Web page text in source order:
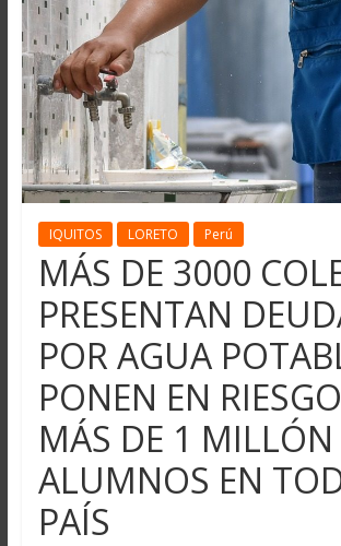
IQUITOS LORETO Perú
MÁS DE 3000
PRESENTAN
POR AGUA
PONEN EN
MÁS DE 1 MILLÓN
ALUMNOS EN
PAÍS